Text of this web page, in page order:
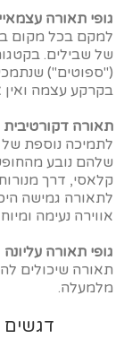
גופי תאורה
למקם בכל מקום
של שבילים.
("ספוטים")
בקרקע עצמה ואין
תאורה דקורטיבית
לתמיכה נוספת של
שלהם נובע
קלאסי, דרך
לתאורה גמישה
אווירה נעימה
גופי תאורה עליונה
תאורה שיכולים
מלמעלה.
דגשים